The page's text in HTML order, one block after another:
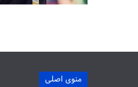
منوی اصلی